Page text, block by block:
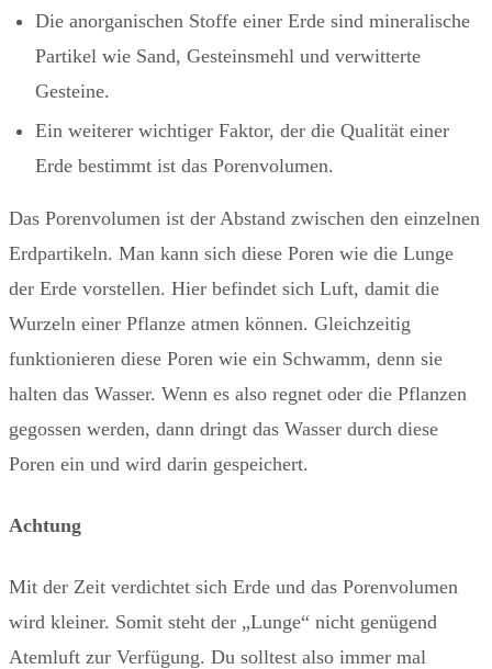
Die anorganischen Stoffe einer Erde sind mineralische
Partikel wie Sand, Gesteinsmehl und verwitterte
Gesteine.
Ein weiterer wichtiger Faktor, der die Qualität einer
Erde bestimmt ist das Porenvolumen.
Das Porenvolumen ist der Abstand zwischen den einzelnen
Erdpartikeln. Man kann sich diese Poren wie die Lunge
der Erde vorstellen. Hier befindet sich Luft, damit die
Wurzeln einer Pflanze atmen können. Gleichzeitig
funktionieren diese Poren wie ein Schwamm, denn sie
halten das Wasser. Wenn es also regnet oder die Pflanzen
gegossen werden, dann dringt das Wasser durch diese
Poren ein und wird darin gespeichert.
Achtung
Mit der Zeit verdichtet sich Erde und das Porenvolumen
wird kleiner. Somit steht der „Lunge“ nicht genügend
Atemluft zur Verfügung. Du solltest also immer mal